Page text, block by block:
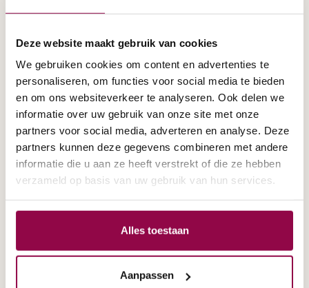
Deze website maakt gebruik van cookies
We gebruiken cookies om content en advertenties te
personaliseren, om functies voor social media te bieden
en om ons websiteverkeer te analyseren. Ook delen we
informatie over uw gebruik van onze site met onze
partners voor social media, adverteren en analyse. Deze
partners kunnen deze gegevens combineren met andere
informatie die u aan ze heeft verstrekt of die ze hebben
verzameld op basis van uw gebruik van hun services.
Alles toestaan
Aanpassen
Uw straat
Uw huisnummer